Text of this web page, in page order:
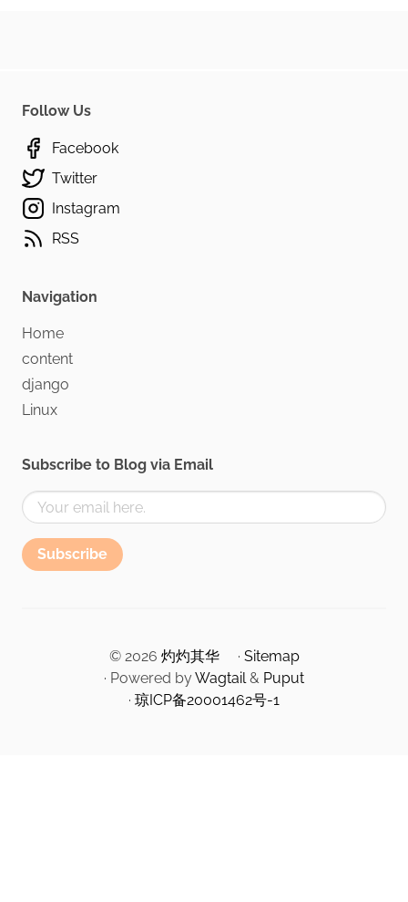
Follow Us
Facebook
Twitter
Instagram
RSS
Navigation
Home
content
django
Linux
Subscribe to Blog via Email
Subscribe
© 2026 灼灼其华 · Sitemap
· Powered byWagtail& Puput
· 琼ICP备20001462号-1